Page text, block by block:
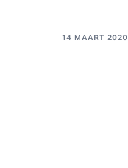
14 MAART 2020